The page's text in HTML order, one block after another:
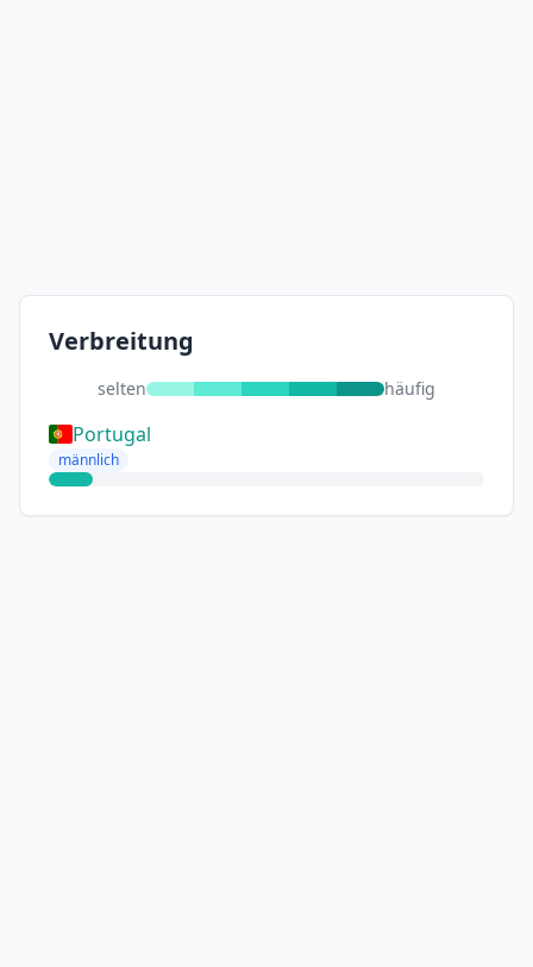
Verbreitung
selten häufig
Portugal
männlich